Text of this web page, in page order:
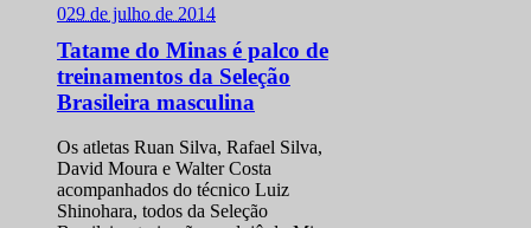
029 de julho de 2014
Tatame do Minas é palco de
treinamentos da Seleção
Brasileira masculina
Os atletas Ruan Silva, Rafael Silva,
David Moura e Walter Costa
acompanhados do técnico Luiz
Shinohara, todos da Seleção